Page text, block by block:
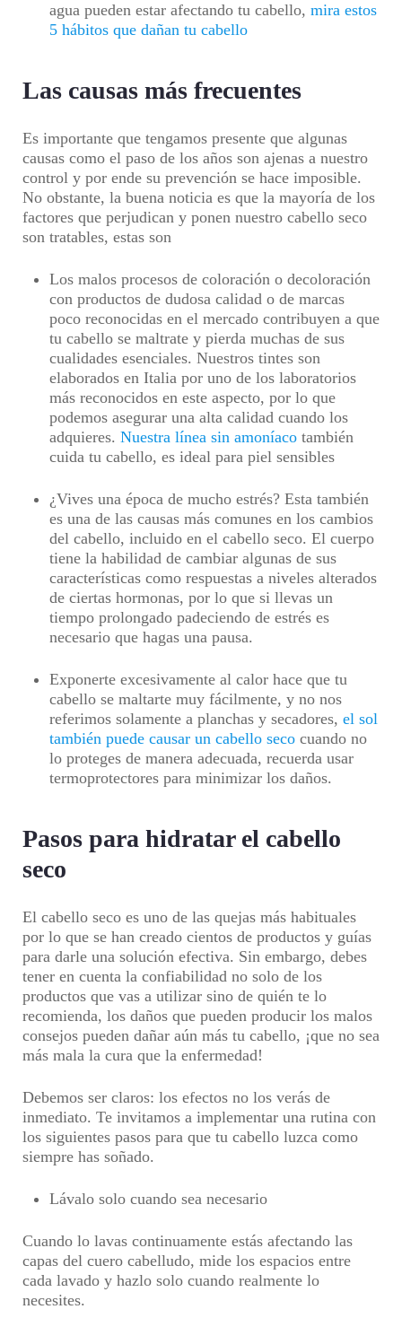
agua pueden estar afectando tu cabello, mira estos
5 hábitos que dañan tu cabello
Las causas más frecuentes
Es importante que tengamos presente que algunas
causas como el paso de los años son ajenas a nuestro
control y por ende su prevención se hace imposible.
No obstante, la buena noticia es que la mayoría de los
factores que perjudican y ponen nuestro cabello seco
son tratables, estas son
Los malos procesos de coloración o decoloración
con productos de dudosa calidad o de marcas
poco reconocidas en el mercado contribuyen a que
tu cabello se maltrate y pierda muchas de sus
cualidades esenciales. Nuestros tintes son
elaborados en Italia por uno de los laboratorios
más reconocidos en este aspecto, por lo que
podemos asegurar una alta calidad cuando los
adquieres. Nuestra línea sin amoníaco también
cuida tu cabello, es ideal para piel sensibles
¿Vives una época de mucho estrés? Esta también
es una de las causas más comunes en los cambios
del cabello, incluido en el cabello seco. El cuerpo
tiene la habilidad de cambiar algunas de sus
características como respuestas a niveles alterados
de ciertas hormonas, por lo que si llevas un
tiempo prolongado padeciendo de estrés es
necesario que hagas una pausa.
Exponerte excesivamente al calor hace que tu
cabello se maltarte muy fácilmente, y no nos
referimos solamente a planchas y secadores, el sol
también puede causar un cabello seco cuando no
lo proteges de manera adecuada, recuerda usar
termoprotectores para minimizar los daños.
Pasos para hidratar el cabello
seco
El cabello seco es uno de las quejas más habituales
por lo que se han creado cientos de productos y guías
para darle una solución efectiva. Sin embargo, debes
tener en cuenta la confiabilidad no solo de los
productos que vas a utilizar sino de quién te lo
recomienda, los daños que pueden producir los malos
consejos pueden dañar aún más tu cabello, ¡que no sea
más mala la cura que la enfermedad!
Debemos ser claros: los efectos no los verás de
inmediato. Te invitamos a implementar una rutina con
los siguientes pasos para que tu cabello luzca como
siempre has soñado.
Lávalo solo cuando sea necesario
Cuando lo lavas continuamente estás afectando las
capas del cuero cabelludo, mide los espacios entre
cada lavado y hazlo solo cuando realmente lo
necesites.